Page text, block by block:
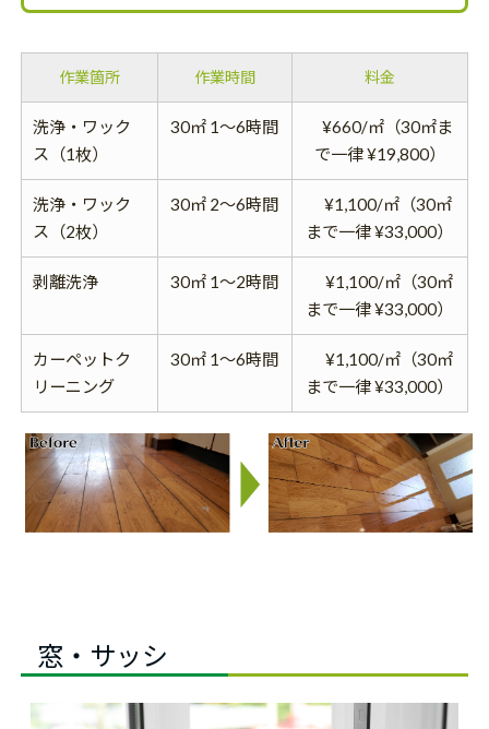
作業箇所 作業時間 料金
洗浄・ワック
ス（1枚）
30㎡ 1～6時間
¥660/㎡（30㎡ま
で一律 ¥19,800）
洗浄・ワック
ス（2枚）
30㎡ 2～6時間
¥1,100/㎡（30㎡
まで一律 ¥33,000）
剥離洗浄 30㎡ 1～2時間
¥1,100/㎡（30㎡
まで一律 ¥33,000）
カーペットク
リーニング
30㎡ 1～6時間
¥1,100/㎡（30㎡
まで一律 ¥33,000）
窓・サッシ